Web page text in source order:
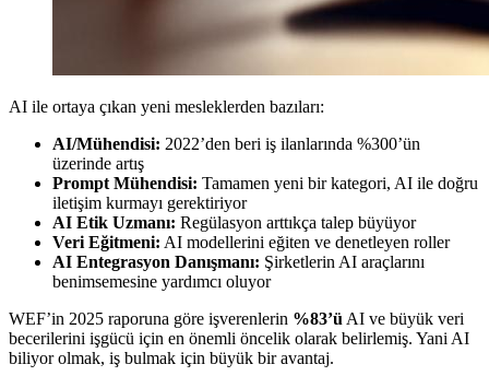
AI ile ortaya çıkan yeni mesleklerden bazıları:
AI/Mühendisi: 2022’den beri iş ilanlarında %300’ün
üzerinde artış
Prompt Mühendisi: Tamamen yeni bir kategori, AI ile doğru
iletişim kurmayı gerektiriyor
AI Etik Uzmanı: Regülasyon arttıkça talep büyüyor
Veri Eğitmeni: AI modellerini eğiten ve denetleyen roller
AI Entegrasyon Danışmanı: Şirketlerin AI araçlarını
benimsemesine yardımcı oluyor
WEF’in 2025 raporuna göre işverenlerin %83’ü AI ve büyük veri
becerilerini işgücü için en önemli öncelik olarak belirlemiş. Yani AI
biliyor olmak, iş bulmak için büyük bir avantaj.